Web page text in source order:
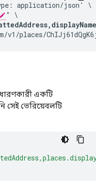
application/json' \
places/
একটি
ভেরিয়েবলটি